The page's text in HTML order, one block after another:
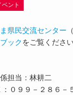
ベント
県民交流センター
ック をご覧ください
担当：林耕二
０９９－２８６－